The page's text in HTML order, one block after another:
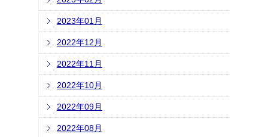
2023年01月
2022年12月
2022年11月
2022年10月
2022年09月
2022年08月